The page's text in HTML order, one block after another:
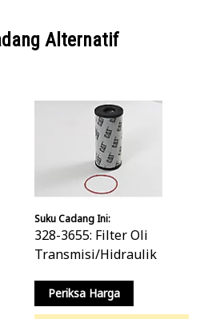
Alternatif
Suku Cadang Ini:
328-3655: Filter Oli
Transmisi/Hidraulik
Periksa Harga